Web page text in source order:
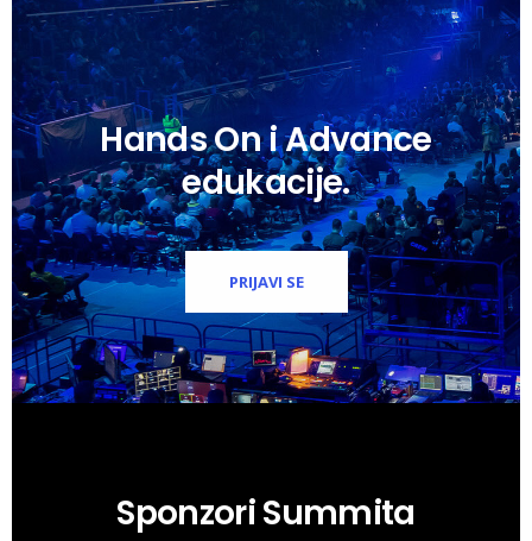
Hands On i Advance
edukacije.
PRIJAVI SE
Sponzori Summita